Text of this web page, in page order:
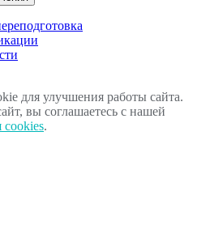
для улучшения работы сайта.
вы соглашаетесь с нашей
cookies.